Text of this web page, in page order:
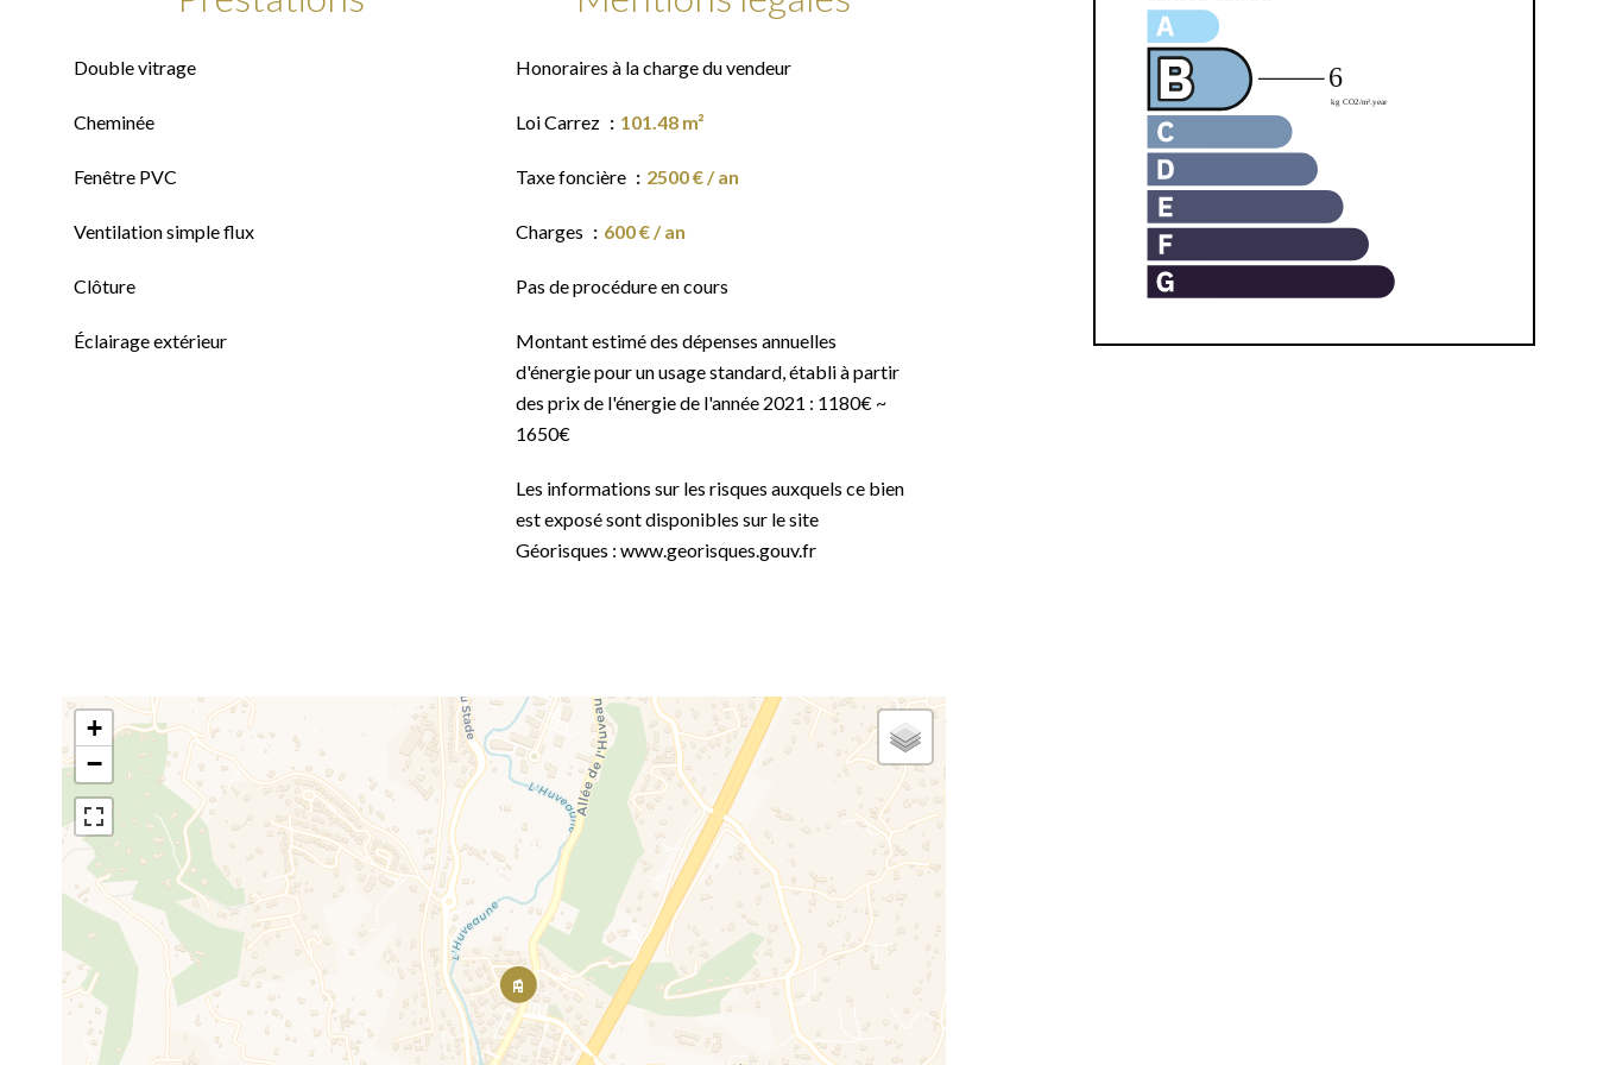
Double vitrage
Cheminée
Fenêtre PVC
Ventilation simple flux
Clôture
Éclairage extérieur
Honoraires à la charge du vendeur
Loi Carrez 101.48 m²
Taxe foncière 2500 € / an
Charges 600 € / an
Pas de procédure en cours
Montant estimé des dépenses annuelles
d'énergie pour un usage standard, établi à partir
des prix de l'énergie de l'année 2021 : 1180€ ~
1650€
Les informations sur les risques auxquels ce bien
est exposé sont disponibles sur le site
Géorisques : www.georisques.gouv.fr
+
−